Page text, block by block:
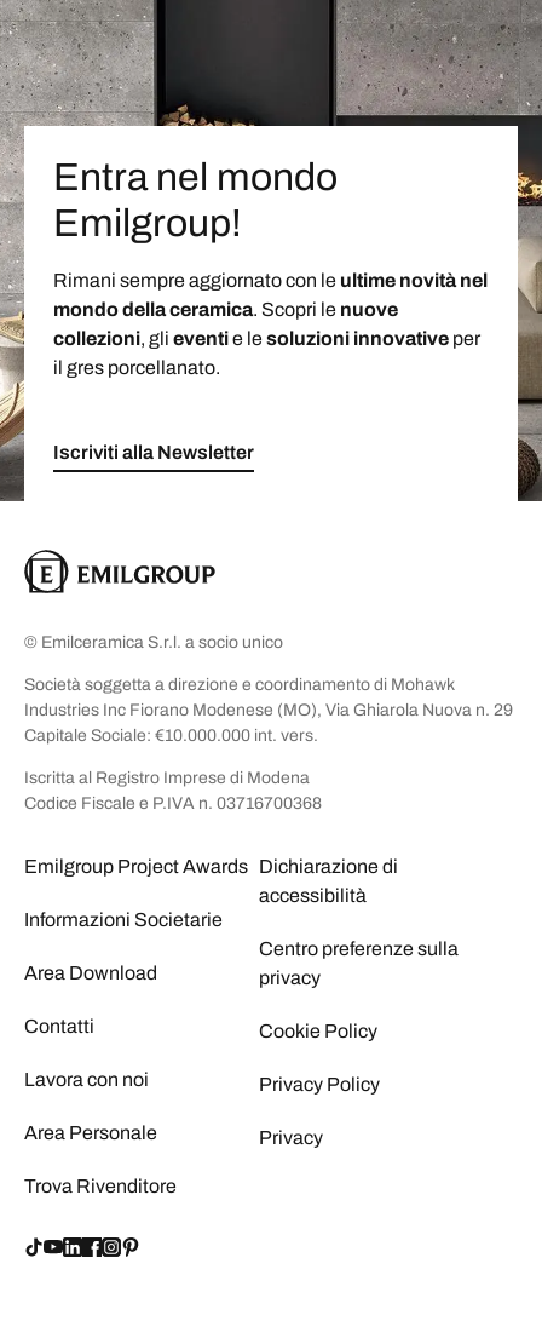
Entra nel mondo
Emilgroup!
Rimani sempre aggiornato con le ultime novità nel
mondo della ceramica. Scopri le nuove
collezioni, gli eventie lesoluzioni innovative per
il gres porcellanato.
Iscriviti alla Newsletter
© Emilceramica S.r.l. a socio unico
Società soggetta a direzione e coordinamento di Mohawk
Industries Inc Fiorano Modenese (MO), Via Ghiarola Nuova n. 29
Capitale Sociale: €10.000.000 int. vers.
Iscritta al Registro Imprese di Modena
Codice Fiscale e P.IVA n. 03716700368
Emilgroup Project Awards
Informazioni Societarie
Area Download
Contatti
Lavora con noi
Area Personale
Trova Rivenditore
Dichiarazione di
accessibilità
Centro preferenze sulla
privacy
Cookie Policy
Privacy Policy
Privacy